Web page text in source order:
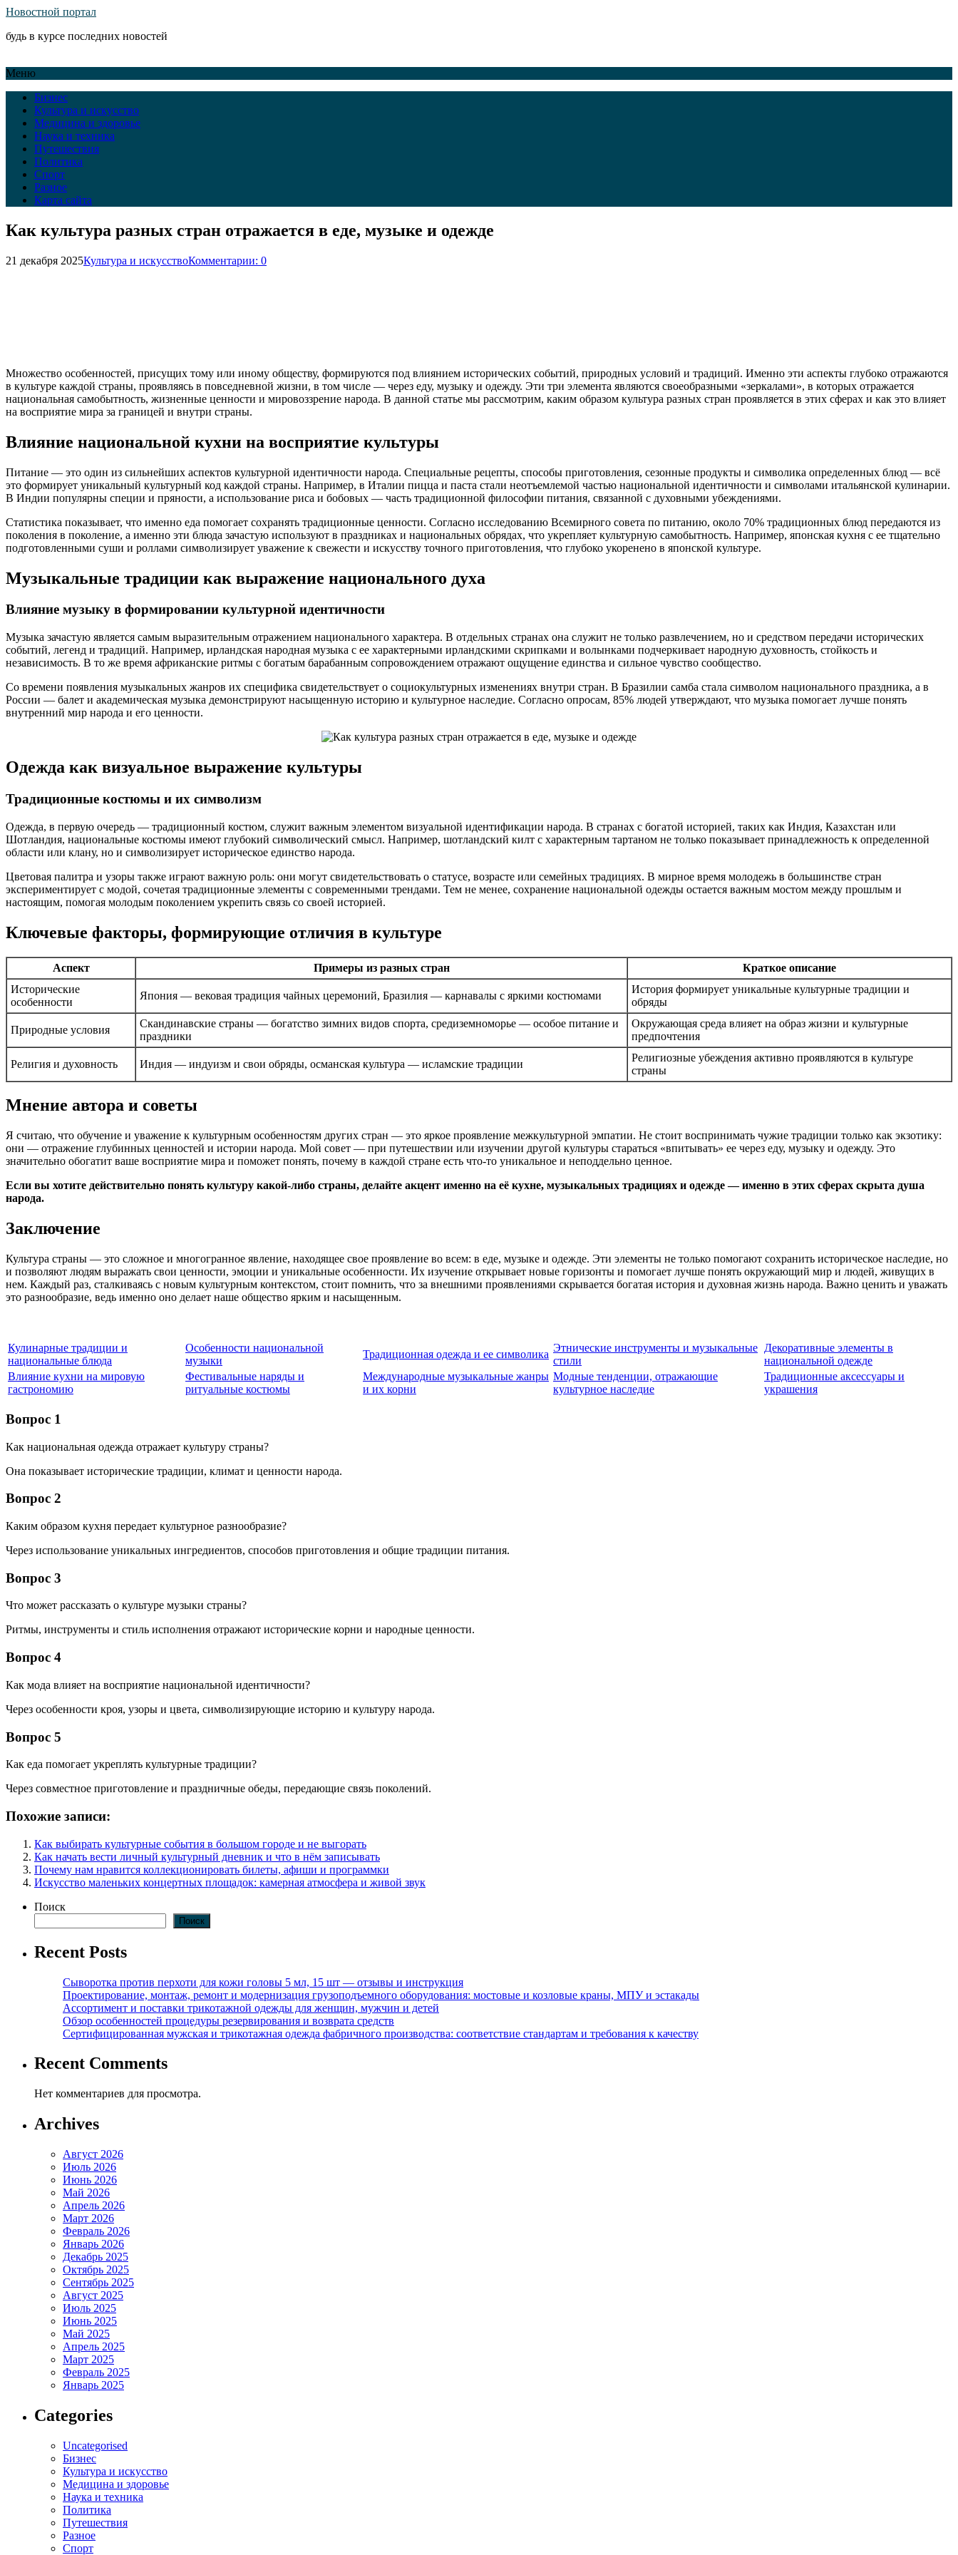
Новостной портал
будь в курсе последних новостей
Меню
Бизнес
Культура и искусство
Медицина и здоровье
Наука и техника
Путешествия
Политика
Спорт
Разное
Карта сайта
Как культура разных стран отражается в еде, музыке и одежде
21 декабря 2025Культура и искусствоКомментарии: 0
Множество особенностей, присущих тому или иному обществу, формируются под влиянием исторических событий, природных условий и традиций. Именно эти аспекты глубоко отражаются
в культуре каждой страны, проявляясь в повседневной жизни, в том числе — через еду, музыку и одежду. Эти три элемента являются своеобразными «зеркалами», в которых отражается
национальная самобытность, жизненные ценности и мировоззрение народа. В данной статье мы рассмотрим, каким образом культура разных стран проявляется в этих сферах и как это влияет
на восприятие мира за границей и внутри страны.
Влияние национальной кухни на восприятие культуры
Питание — это один из сильнейших аспектов культурной идентичности народа. Специальные рецепты, способы приготовления, сезонные продукты и символика определенных блюд — всё
это формирует уникальный культурный код каждой страны. Например, в Италии пицца и паста стали неотъемлемой частью национальной идентичности и символами итальянской кулинарии.
В Индии популярны специи и пряности, а использование риса и бобовых — часть традиционной философии питания, связанной с духовными убеждениями.
Статистика показывает, что именно еда помогает сохранять традиционные ценности. Согласно исследованию Всемирного совета по питанию, около 70% традиционных блюд передаются из
поколения в поколение, а именно эти блюда зачастую используют в праздниках и национальных обрядах, что укрепляет культурную самобытность. Например, японская кухня с ее тщательно
подготовленными суши и роллами символизирует уважение к свежести и искусству точного приготовления, что глубоко укоренено в японской культуре.
Музыкальные традиции как выражение национального духа
Влияние музыку в формировании культурной идентичности
Музыка зачастую является самым выразительным отражением национального характера. В отдельных странах она служит не только развлечением, но и средством передачи исторических
событий, легенд и традиций. Например, ирландская народная музыка с ее характерными ирландскими скрипками и волынками подчеркивает народную духовность, стойкость и
независимость. В то же время африканские ритмы с богатым барабанным сопровождением отражают ощущение единства и сильное чувство сообщество.
Со времени появления музыкальных жанров их специфика свидетельствует о социокультурных изменениях внутри стран. В Бразилии самба стала символом национального праздника, а в
России — балет и академическая музыка демонстрируют насыщенную историю и культурное наследие. Согласно опросам, 85% людей утверждают, что музыка помогает лучше понять
внутренний мир народа и его ценности.
Одежда как визуальное выражение культуры
Традиционные костюмы и их символизм
Одежда, в первую очередь — традиционный костюм, служит важным элементом визуальной идентификации народа. В странах с богатой историей, таких как Индия, Казахстан или
Шотландия, национальные костюмы имеют глубокий символический смысл. Например, шотландский килт с характерным тартаном не только показывает принадлежность к определенной
области или клану, но и символизирует историческое единство народа.
Цветовая палитра и узоры также играют важную роль: они могут свидетельствовать о статусе, возрасте или семейных традициях. В мирное время молодежь в большинстве стран
экспериментирует с модой, сочетая традиционные элементы с современными трендами. Тем не менее, сохранение национальной одежды остается важным мостом между прошлым и
настоящим, помогая молодым поколением укрепить связь со своей историей.
Ключевые факторы, формирующие отличия в культуре
Аспект Примеры из разных стран
Краткое описание
Исторические
особенности
Япония — вековая традиция чайных церемоний, Бразилия — карнавалы с яркими костюмами
История формирует уникальные культурные традиции и
обряды
Природные условия
Скандинавские страны — богатство зимних видов спорта, средиземноморье — особое питание и
праздники
Окружающая среда влияет на образ жизни и культурные
предпочтения
Религия и духовность Индия — индуизм и свои обряды, османская культура — исламские традиции
Религиозные убеждения активно проявляются в культуре
страны
Мнение автора и советы
Я считаю, что обучение и уважение к культурным особенностям других стран — это яркое проявление межкультурной эмпатии. Не стоит воспринимать чужие традиции только как экзотику:
они — отражение глубинных ценностей и истории народа. Мой совет — при путешествии или изучении другой культуры стараться «впитывать» ее через еду, музыку и одежду. Это
значительно обогатит ваше восприятие мира и поможет понять, почему в каждой стране есть что-то уникальное и неподдельно ценное.
Если вы хотите действительно понять культуру какой-либо страны, делайте акцент именно на её кухне, музыкальных традициях и одежде — именно в этих сферах скрыта душа
народа.
Заключение
Культура страны — это сложное и многогранное явление, находящее свое проявление во всем: в еде, музыке и одежде. Эти элементы не только помогают сохранить историческое наследие, но
и позволяют людям выражать свои ценности, эмоции и уникальные особенности. Их изучение открывает новые горизонты и помогает лучше понять окружающий мир и людей, живущих в
нем. Каждый раз, сталкиваясь с новым культурным контекстом, стоит помнить, что за внешними проявлениями скрывается богатая история и духовная жизнь народа. Важно ценить и уважать
это разнообразие, ведь именно оно делает наше общество ярким и насыщенным.
Кулинарные традиции и
национальные блюда
Особенности национальной
музыки
Традиционная одежда и ее символика
Этнические инструменты и музыкальные
стили
Декоративные элементы в
национальной одежде
Влияние кухни на мировую
гастрономию
Фестивальные наряды и
ритуальные костюмы
Международные музыкальные жанры
и их корни
Модные тенденции, отражающие
культурное наследие
Традиционные аксессуары и
украшения
Вопрос 1
Как национальная одежда отражает культуру страны?
Она показывает исторические традиции, климат и ценности народа.
Вопрос 2
Каким образом кухня передает культурное разнообразие?
Через использование уникальных ингредиентов, способов приготовления и общие традиции питания.
Вопрос 3
Что может рассказать о культуре музыки страны?
Ритмы, инструменты и стиль исполнения отражают исторические корни и народные ценности.
Вопрос 4
Как мода влияет на восприятие национальной идентичности?
Через особенности кроя, узоры и цвета, символизирующие историю и культуру народа.
Вопрос 5
Как еда помогает укреплять культурные традиции?
Через совместное приготовление и праздничные обеды, передающие связь поколений.
Похожие записи:
Как выбирать культурные события в большом городе и не выгорать
Как начать вести личный культурный дневник и что в нём записывать
Почему нам нравится коллекционировать билеты, афиши и программки
Искусство маленьких концертных площадок: камерная атмосфера и живой звук
Поиск
Поиск
Recent Posts
Сыворотка против перхоти для кожи головы 5 мл, 15 шт — отзывы и инструкция
Проектирование, монтаж, ремонт и модернизация грузоподъемного оборудования: мостовые и козловые краны, МПУ и эстакады
Ассортимент и поставки трикотажной одежды для женщин, мужчин и детей
Обзор особенностей процедуры резервирования и возврата средств
Сертифицированная мужская и трикотажная одежда фабричного производства: соответствие стандартам и требования к качеству
Recent Comments
Нет комментариев для просмотра.
Archives
Август 2026
Июль 2026
Июнь 2026
Май 2026
Апрель 2026
Март 2026
Февраль 2026
Январь 2026
Декабрь 2025
Октябрь 2025
Сентябрь 2025
Август 2025
Июль 2025
Июнь 2025
Май 2025
Апрель 2025
Март 2025
Февраль 2025
Январь 2025
Categories
Uncategorised
Бизнес
Культура и искусство
Медицина и здоровье
Наука и техника
Политика
Путешествия
Разное
Спорт